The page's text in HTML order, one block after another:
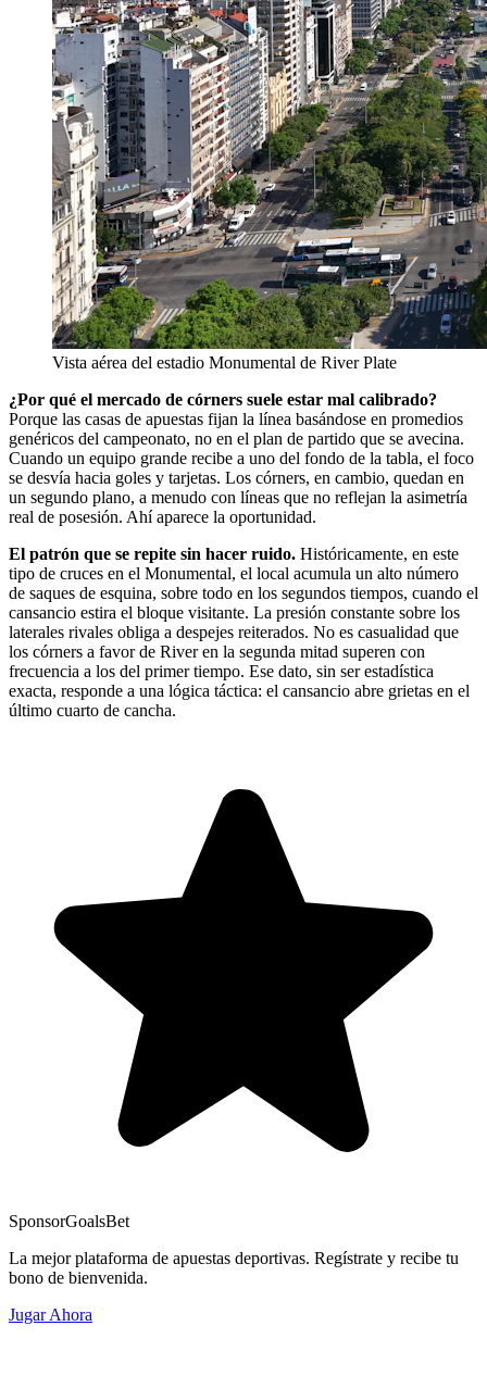
Vista aérea del estadio Monumental de River Plate
¿Por qué el mercado de córners suele estar mal calibrado?
Porque las casas de apuestas fijan la línea basándose en promedios
genéricos del campeonato, no en el plan de partido que se avecina.
Cuando un equipo grande recibe a uno del fondo de la tabla, el foco
se desvía hacia goles y tarjetas. Los córners, en cambio, quedan en
un segundo plano, a menudo con líneas que no reflejan la asimetría
real de posesión. Ahí aparece la oportunidad.
El patrón que se repite sin hacer ruido. Históricamente, en este
tipo de cruces en el Monumental, el local acumula un alto número
de saques de esquina, sobre todo en los segundos tiempos, cuando el
cansancio estira el bloque visitante. La presión constante sobre los
laterales rivales obliga a despejes reiterados. No es casualidad que
los córners a favor de River en la segunda mitad superen con
frecuencia a los del primer tiempo. Ese dato, sin ser estadística
exacta, responde a una lógica táctica: el cansancio abre grietas en el
último cuarto de cancha.
SponsorGoalsBet
La mejor plataforma de apuestas deportivas. Regístrate y recibe tu
bono de bienvenida.
Jugar Ahora